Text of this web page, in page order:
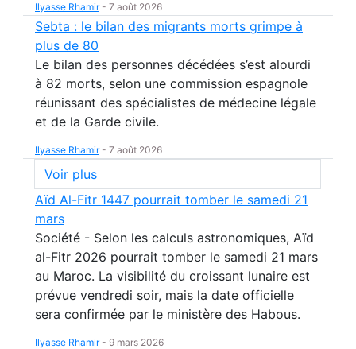
Ilyasse Rhamir- 7 août 2026
Sebta : le bilan des migrants morts grimpe à
plus de 80
Le bilan des personnes décédées s’est alourdi
à 82 morts, selon une commission espagnole
réunissant des spécialistes de médecine légale
et de la Garde civile.
Ilyasse Rhamir- 7 août 2026
Voir plus
Aïd Al-Fitr 1447 pourrait tomber le samedi 21
mars
Société - Selon les calculs astronomiques, Aïd
al-Fitr 2026 pourrait tomber le samedi 21 mars
au Maroc. La visibilité du croissant lunaire est
prévue vendredi soir, mais la date officielle
sera confirmée par le ministère des Habous.
Ilyasse Rhamir- 9 mars 2026